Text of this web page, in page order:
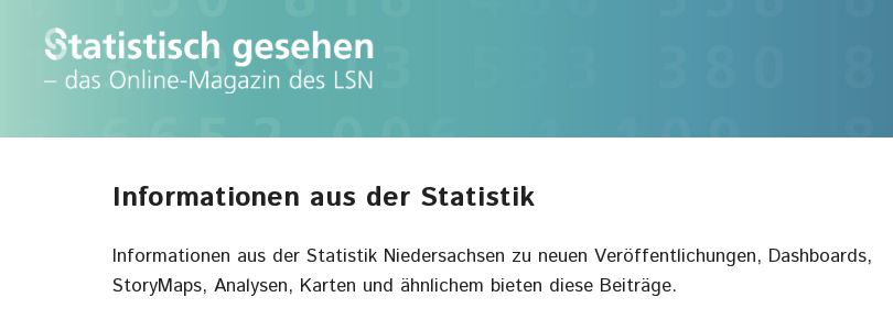
springen
Informationen aus der Statistik
Informationen aus der Statistik Niedersachsen zu neuen Veröffentlichungen, Dashboards,
StoryMaps, Analysen, Karten und ähnlichem bieten diese Beiträge.